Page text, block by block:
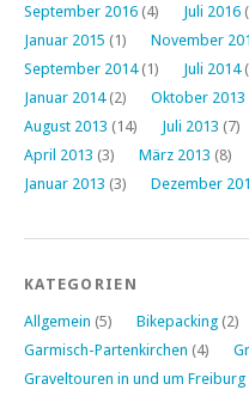
September 2016 (4) Juli 2016
Januar 2015 (1) November
September 2014(1) Juli 2014
Januar 2014(2) Oktober 2013
August 2013 (14) Juli 2013 (7)
April 2013 (3) März 2013 (8)
Januar 2013 (3) Dezember
KATEGORIEN
Allgemein (5) Bikepacking (2)
Garmisch-Partenkirchen (4)
Graveltouren in und um Freiburg